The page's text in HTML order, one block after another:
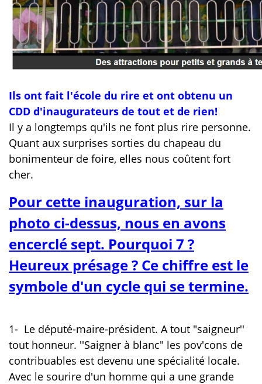
Ils ont fait l'école du rire et ont obtenu un
CDD d'inaugurateurs de tout et de rien!
Il y a longtemps qu'ils ne font plus rire personne.
Quant aux surprises sorties du chapeau du
bonimenteur de foire, elles nous coûtent fort
cher.
Pour cette inauguration, sur la
photo ci-dessus, nous en avons
encerclé sept. Pourquoi 7 ?
Heureux présage ? Ce chiffre est le
symbole d'un cycle qui se termine.
1- Le député-maire-président. A tout "saigneur''
tout honneur. ''Saigner à blanc" les pov'cons de
contribuables est devenu une spécialité locale.
Avec le sourire d'un homme qui a une grande